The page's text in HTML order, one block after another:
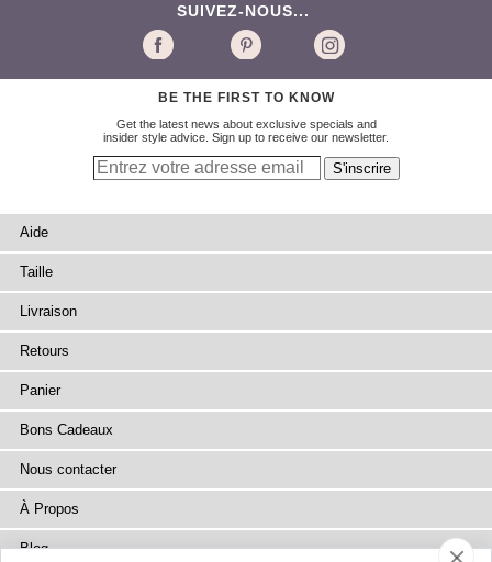
SUIVEZ-NOUS...
BE THE FIRST TO KNOW
Get the latest news about exclusive specials and
insider style advice. Sign up to receive our newsletter.
Aide
Taille
Livraison
Retours
Panier
Bons Cadeaux
Nous contacter
À Propos
Blog